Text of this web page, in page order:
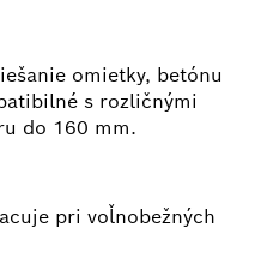
omietky, betónu
s rozličnými
do 160 mm.
pri voľnobežných